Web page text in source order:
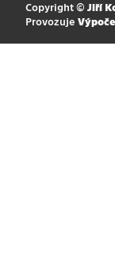
Copyright © Jiří
Provozuje